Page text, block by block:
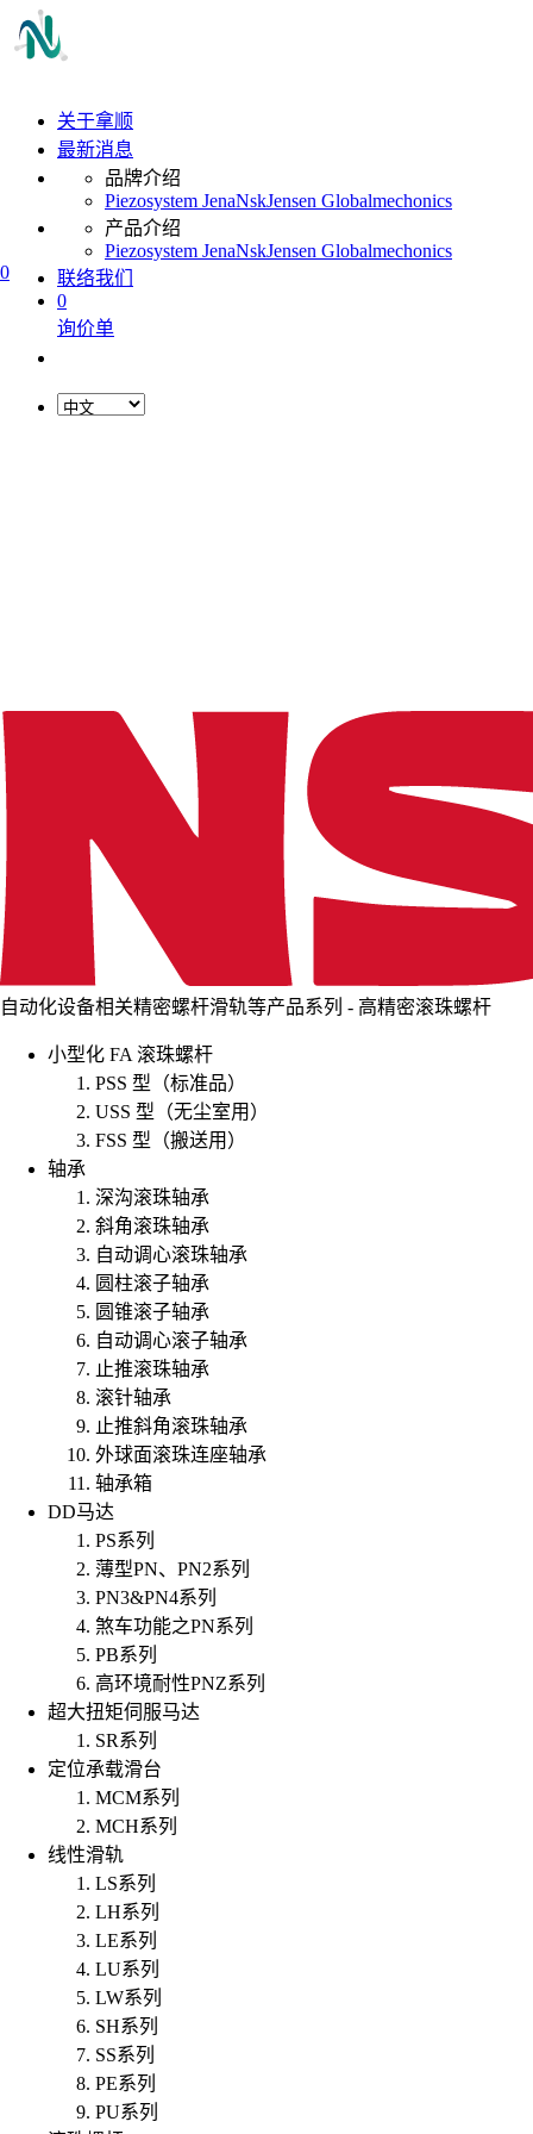
0
关于拿顺
最新消息
品牌介绍
Piezosystem JenaNskJensen Globalmechonics
产品介绍
Piezosystem JenaNskJensen Globalmechonics
联络我们
0
询价单
自动化设备相关精密螺杆滑轨等产品系列 - 高精密滚珠螺杆
小型化 FA 滚珠螺杆
PSS 型（标准品）
USS 型（无尘室用）
FSS 型（搬送用）
轴承
深沟滚珠轴承
斜角滚珠轴承
自动调心滚珠轴承
圆柱滚子轴承
圆锥滚子轴承
自动调心滚子轴承
止推滚珠轴承
滚针轴承
止推斜角滚珠轴承
外球面滚珠连座轴承
轴承箱
DD马达
PS系列
薄型PN、PN2系列
PN3&PN4系列
煞车功能之PN系列
PB系列
高环境耐性PNZ系列
超大扭矩伺服马达
SR系列
定位承载滑台
MCM系列
MCH系列
线性滑轨
LS系列
LH系列
LE系列
LU系列
LW系列
SH系列
SS系列
PE系列
PU系列